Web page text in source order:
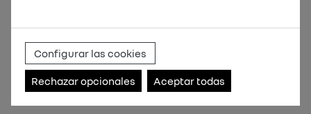
Configurar las cookies
Rechazar opcionales Aceptar todas